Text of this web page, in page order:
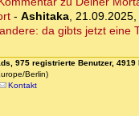
- Ashitaka,
da gibts jetzt eine
975 registrierte Benutzer,
Berlin)
Kontakt